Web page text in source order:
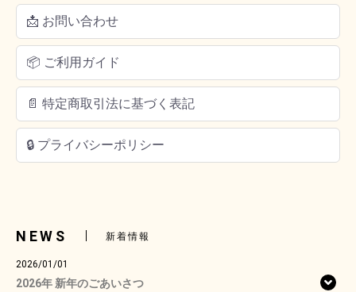
📩 お問い合わせ
📦 ご利用ガイド
📄 特定商取引法に基づく表記
🔒 プライバシーポリシー
NEWS 新着情報
2026/01/01
2026年 新年のごあいさつ